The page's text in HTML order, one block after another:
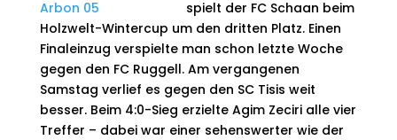
spielt der FC Schaan beim
Holzwelt-Wintercup um den dritten Platz. Einen
Finaleinzug verspielte man schon letzte Woche
gegen den FC Ruggell. Am vergangenen
Samstag verlief es gegen den SC Tisis weit
besser. Beim 4:0-Sieg erzielte Agim Zeciri alle vier
Treffer – dabei war einer sehenswerter wie der